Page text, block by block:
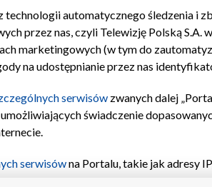
Moje zgody Pomoc
automatycznego śledzenia i
przez nas, czyli Telewizję Polską S.A.
marketingowych (w tym do
na udostępnianie przez nas
serwisów zwanych dalej
świadczenie
serwisówna Portalu, takie jak adresy